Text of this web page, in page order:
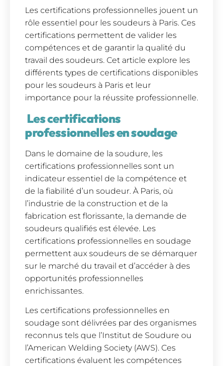
Les certifications professionnelles jouent un
rôle essentiel pour les soudeurs à Paris. Ces
certifications permettent de valider les
compétences et de garantir la qualité du
travail des soudeurs. Cet article explore les
différents types de certifications disponibles
pour les soudeurs à Paris et leur
importance pour la réussite professionnelle.
Les certifications
professionnelles en soudage
Dans le domaine de la soudure, les
certifications professionnelles sont un
indicateur essentiel de la compétence et
de la fiabilité d’un soudeur. À Paris, où
l’industrie de la construction et de la
fabrication est florissante, la demande de
soudeurs qualifiés est élevée. Les
certifications professionnelles en soudage
permettent aux soudeurs de se démarquer
sur le marché du travail et d’accéder à des
opportunités professionnelles
enrichissantes.
Les certifications professionnelles en
soudage sont délivrées par des organismes
reconnus tels que l’Institut de Soudure ou
l’American Welding Society (AWS). Ces
certifications évaluent les compétences